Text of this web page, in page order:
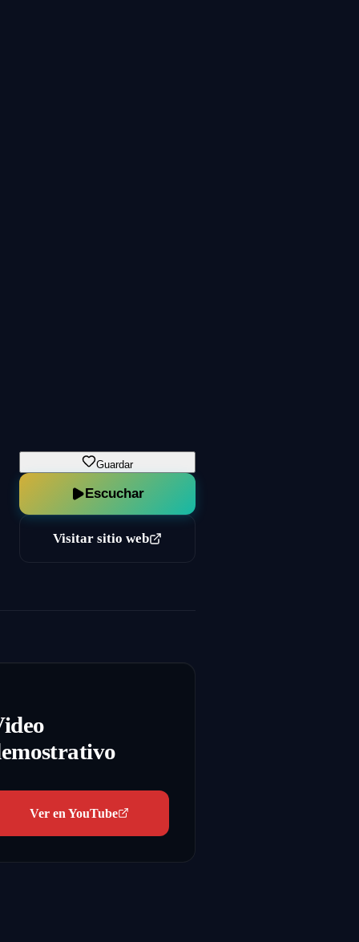
Guardar
Escuchar
Visitar sitio web
Ver en YouTube